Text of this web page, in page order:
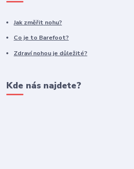
Jak změřit nohu?
Co je to Barefoot?
Zdraví nohou je důležité?
Kde nás najdete?